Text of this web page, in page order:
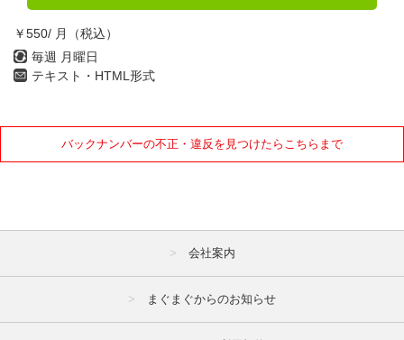
￥550/ 月（税込）
毎週 月曜日
テキスト・HTML形式
バックナンバーの不正・違反を見つけたらこちらまで
会社案内
まぐまぐからのお知らせ